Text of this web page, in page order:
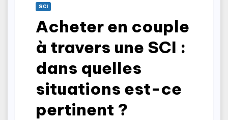
SCI
Acheter en couple
à travers une SCI :
dans quelles
situations est-ce
pertinent ?